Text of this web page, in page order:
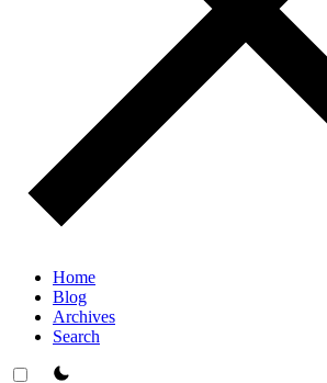
Home
Blog
Archives
Search
theme switcher